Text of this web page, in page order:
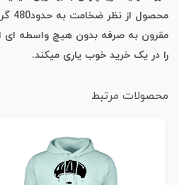
مقرون به صرفه بدون هیچ واسطه ای
را در یک خرید خوب یاری میکند.
محصولات مرتبط